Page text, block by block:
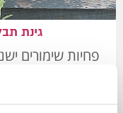
גינת
פחיות שימורים